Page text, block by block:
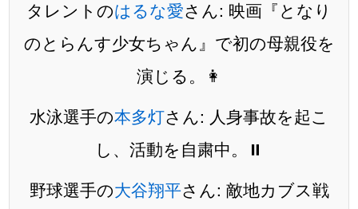
タレントのはるな愛さん: 映画『となり
のとらんす少女ちゃん』で初の母親役を
演じる。👩
水泳選手の本多灯さん: 人身事故を起こ
し、活動を自粛中。⏸️
野球選手の大谷翔平さん: 敵地カブス戦